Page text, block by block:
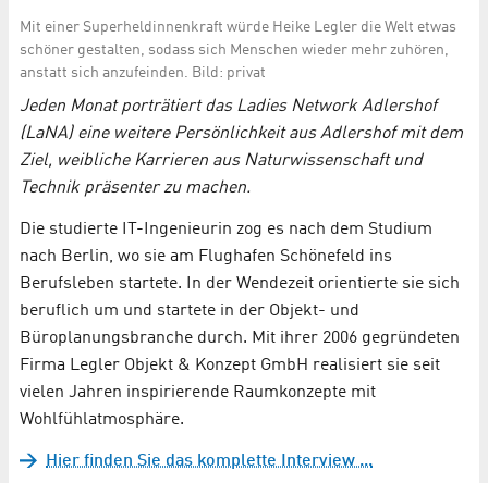
Mit einer Superheldinnenkraft würde Heike Legler die Welt etwas
schöner gestalten, sodass sich Menschen wieder mehr zuhören,
anstatt sich anzufeinden. Bild: privat
Jeden Monat porträtiert das Ladies Network Adlershof
(LaNA) eine weitere Persönlichkeit aus Adlershof mit dem
Ziel, weibliche Karrieren aus Naturwissenschaft und
Technik präsenter zu machen.
Die studierte IT-Ingenieurin zog es nach dem Studium
nach Berlin, wo sie am Flughafen Schönefeld ins
Berufsleben startete. In der Wendezeit orientierte sie sich
beruflich um und startete in der Objekt- und
Büroplanungsbranche durch. Mit ihrer 2006 gegründeten
Firma Legler Objekt & Konzept GmbH realisiert sie seit
vielen Jahren inspirierende Raumkonzepte mit
Wohlfühlatmosphäre.
Hier finden Sie das komplette Interview ...